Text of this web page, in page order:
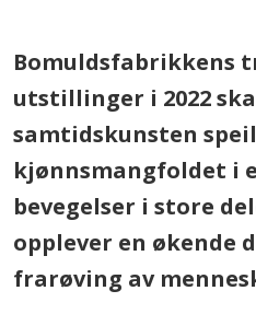
Bomuldsfabrikkens
utstillinger i 2022
samtidskunsten
kjønnsmangfoldet i
bevegelser i store
opplever en økende
frarøving av